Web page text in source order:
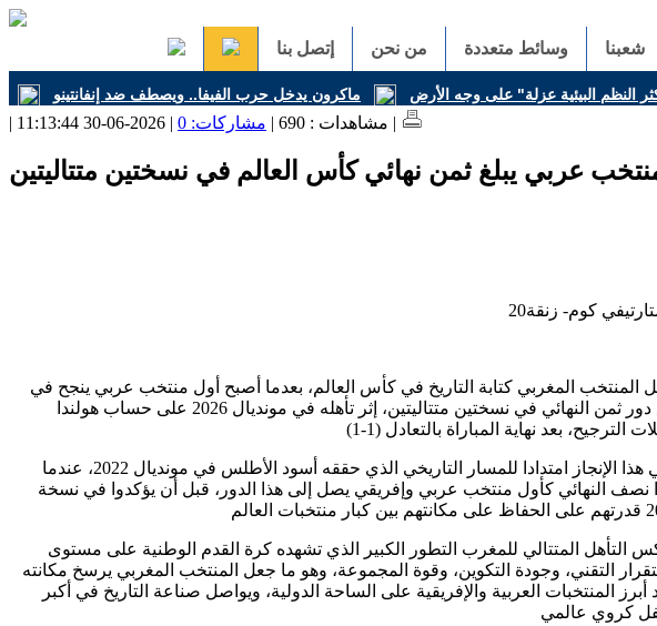
شعبنا وسائط متعددة من نحن إتصل بنا
النظم البيئية عزلة" على وجه الأرض ماكرون يدخل حرب الفيفا.. ويصطف ضد إنفانتينو
| مشاهدات : 690 | مشاركات: 0 | 2026-06-30 11:13:44 |
عربي يبلغ ثمن نهائي كأس العالم في نسختين متتاليتين
المنتخب المغربي كتابة التاريخ في كأس العالم، بعدما أصبح أول منتخب عربي ينجح في
بلوغ دور ثمن النهائي في نسختين متتاليتين، إثر تأهله في مونديال 2026 على حساب هولندا
ويأتي هذا الإنجاز امتدادا للمسار التاريخي الذي حققه أسود الأطلس في مونديال 2022، عندما
نصف النهائي كأول منتخب عربي وإفريقي يصل إلى هذا الدور، قبل أن يؤكدوا في نسخة
التأهل المتتالي للمغرب التطور الكبير الذي تشهده كرة القدم الوطنية على مستوى
التقني، وجودة التكوين، وقوة المجموعة، وهو ما جعل المنتخب المغربي يرسخ مكانته
أبرز المنتخبات العربية والإفريقية على الساحة الدولية، ويواصل صناعة التاريخ في أكبر